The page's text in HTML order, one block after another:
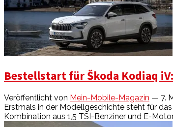
Bestellstart für Škoda Kodiaq
Veröffentlicht von Mein-Mobile-Magazin — 7.
Erstmals in der Modellgeschichte steht für
Kombination aus 1,5 TSI-Benziner und E-